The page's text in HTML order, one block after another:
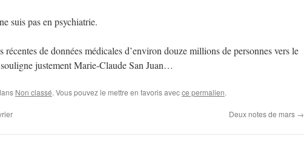
suis pas en psychiatrie.
récentes de données médicales d’environ douze millions de personnes vers le
justement Marie-Claude San Juan…
Non classé. Vous pouvez le mettre en favoris avecce permalien.
Deux notes de mars →